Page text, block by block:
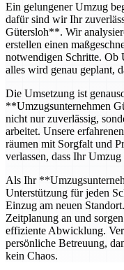
Ein gelungener Umzug
dafür sind wir Ihr
Gütersloh**. Wir
erstellen einen
notwendigen Schritte. Ob
alles wird genau geplant,
Die Umsetzung ist
**Umzugsunternehmen
nicht nur zuverlässig,
arbeitet. Unsere
räumen mit Sorgfalt und
verlassen, dass Ihr
Als Ihr
Unterstützung für jeden
Einzug am neuen
Zeitplanung an und
effiziente Abwicklung.
persönliche Betreuung,
kein Chaos.